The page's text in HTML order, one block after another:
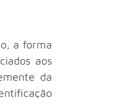
a forma
aos
da